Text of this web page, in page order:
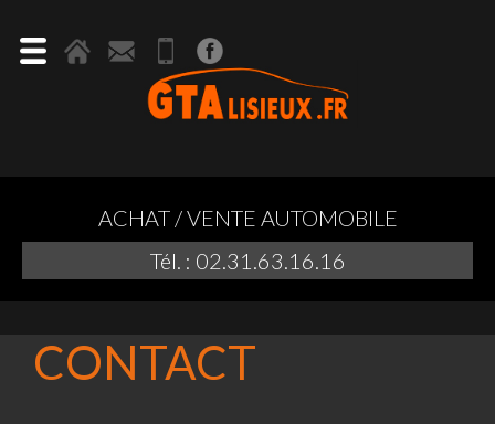
ACHAT / VENTE AUTOMOBILE
Tél. : 02.31.63.16.16
CONTACT